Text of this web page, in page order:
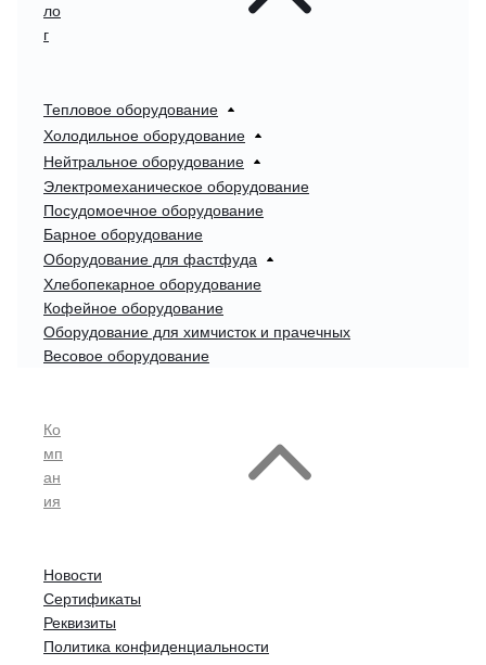
ло
г
Тепловое оборудование
Холодильное оборудование
Нейтральное оборудование
Электромеханическое оборудование
Посудомоечное оборудование
Барное оборудование
Оборудование для фастфуда
Хлебопекарное оборудование
Кофейное оборудование
Оборудование для химчисток и прачечных
Весовое оборудование
Ко
мп
ан
ия
Новости
Сертификаты
Реквизиты
Политика конфиденциальности